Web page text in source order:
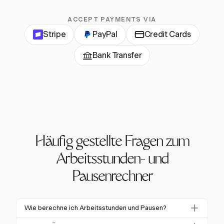
ACCEPT PAYMENTS VIA
Stripe PayPal Credit Cards
Bank Transfer
Häufig gestellte Fragen zum
Arbeitsstunden- und
Pausenrechner
Wie berechne ich Arbeitsstunden und Pausen?